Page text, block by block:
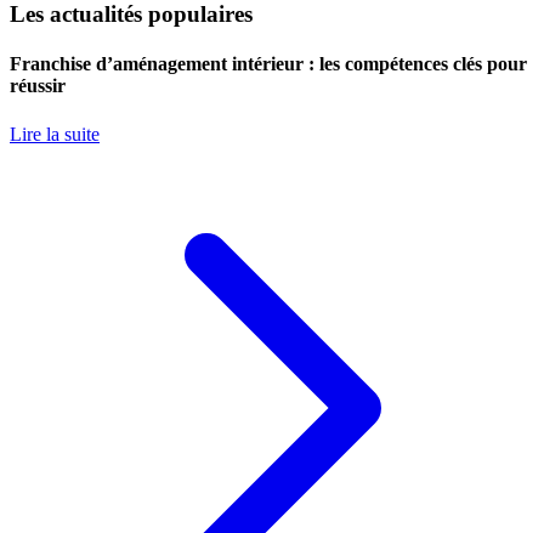
Les actualités populaires
Franchise d’aménagement intérieur : les compétences clés pour
réussir
Lire la suite